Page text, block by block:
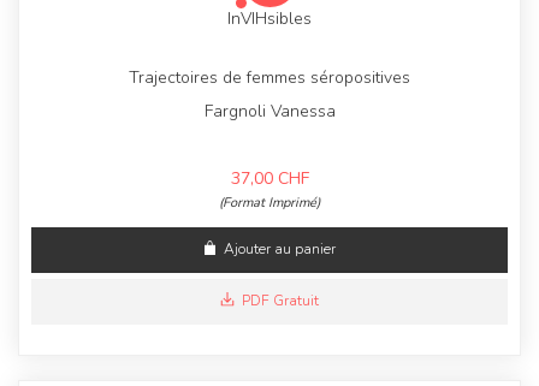
InVIHsibles
Trajectoires de femmes séropositives
Fargnoli Vanessa
37,00 CHF
(Format Imprimé)
Ajouter au panier
PDF Gratuit